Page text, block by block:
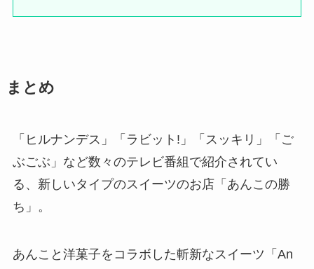
まとめ
「ヒルナンデス」「ラビット!」「スッキリ」「ご
ぶごぶ」など数々のテレビ番組で紹介されてい
る、新しいタイプのスイーツのお店「あんこの勝
ち」。
あんこと洋菓子をコラボした斬新なスイーツ「An